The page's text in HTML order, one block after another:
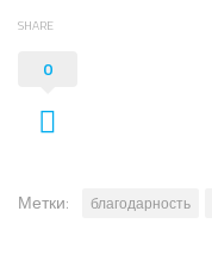
SHARE
0
Метки: благодарность